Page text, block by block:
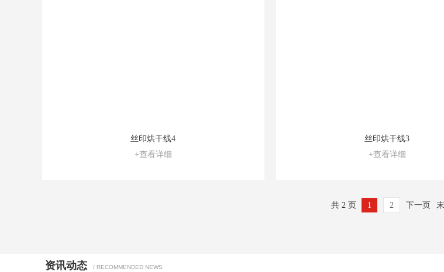
丝印烘干线4
+查看详细
丝印烘干线3
+查看详细
共 2 页 1 2 下一页
资讯动态 / RECOMMENDED NEWS